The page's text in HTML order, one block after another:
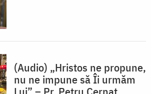
(Audio) „Hristos ne propune,
nu ne impune să Îi urmăm